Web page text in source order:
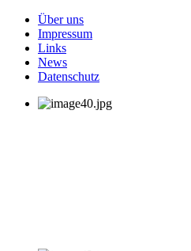
Über uns
Impressum
Links
News
Datenschutz